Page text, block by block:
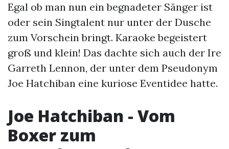
Egal ob man nun ein begnadeter Sänger ist
oder sein Singtalent nur unter der Dusche
zum Vorschein bringt. Karaoke begeistert
groß und klein! Das dachte sich auch der Ire
Garreth Lennon, der unter dem Pseudonym
Joe Hatchiban eine kuriose Eventidee hatte.
Joe Hatchiban - Vom
Boxer zum